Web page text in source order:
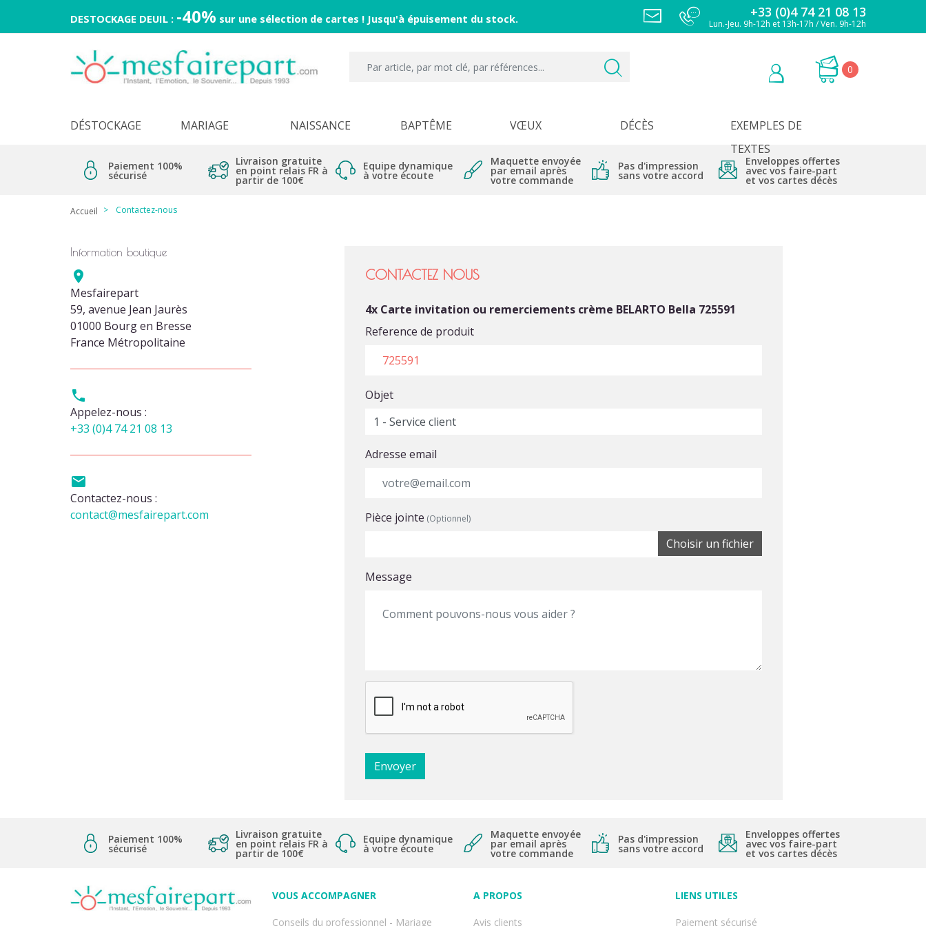
DESTOCKAGE DEUIL : -40% sur une sélection de cartes ! Jusqu'à épuisement du stock. +33 (0)4 74 21 08 13
Lun.-Jeu. 9h-12h et 13h-17h / Ven. 9h-12h
0
DÉSTOCKAGE MARIAGE NAISSANCE BAPTÊME VŒUX DÉCÈS
EXEMPLES DE
TEXTES
Paiement 100%
sécurisé
Livraison gratuite
en point relais FR à
partir de 100€
Equipe dynamique
à votre écoute
Maquette envoyée
par email après
votre commande
Pas d'impression
sans votre accord
Enveloppes offertes
avec vos faire-part
et vos cartes décès
Accueil Contactez-nous
Information boutique

Mesfairepart
59, avenue Jean Jaurès
01000 Bourg en Bresse
France Métropolitaine

Appelez-nous :
+33 (0)4 74 21 08 13

Contactez-nous :
contact@mesfairepart.com
CONTACTEZ NOUS
4x Carte invitation ou remerciements crème BELARTO Bella 725591
Reference de produit
Objet
Adresse email
Pièce jointe (Optionnel)
Message
Paiement 100%
sécurisé
Livraison gratuite
en point relais FR à
partir de 100€
Equipe dynamique
à votre écoute
Maquette envoyée
par email après
votre commande
Pas d'impression
sans votre accord
Enveloppes offertes
avec vos faire-part
et vos cartes décès
VOUS ACCOMPAGNER
Conseils du professionnel - Mariage
A PROPOS
Avis clients
LIENS UTILES
Paiement sécurisé